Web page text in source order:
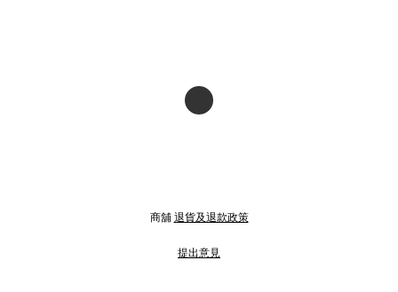
商舖 退貨及退款政策
提出意見